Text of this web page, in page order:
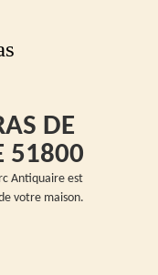
DE
51800
Antiquaire est
votre maison.